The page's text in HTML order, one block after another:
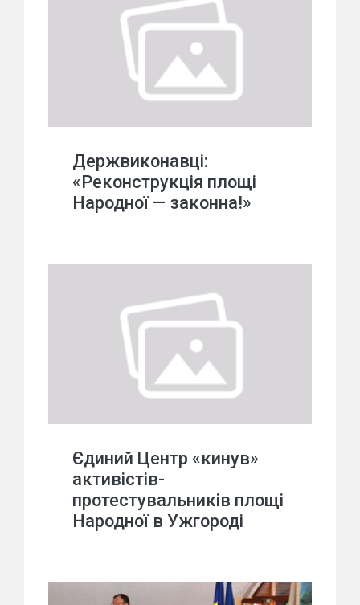
Держвиконавці:
«Реконструкція площі
Народної — законна!»
Єдиний Центр «кинув»
активістів-
протестувальників площі
Народної в Ужгороді